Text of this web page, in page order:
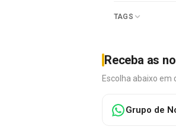
TAGS
Receba as
Escolha abaixo em
Grupo de